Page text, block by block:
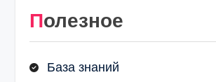
Полезное
База знаний